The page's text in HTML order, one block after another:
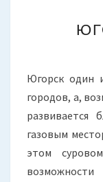
Югорск один
городов, а,
развивается
газовым
этом